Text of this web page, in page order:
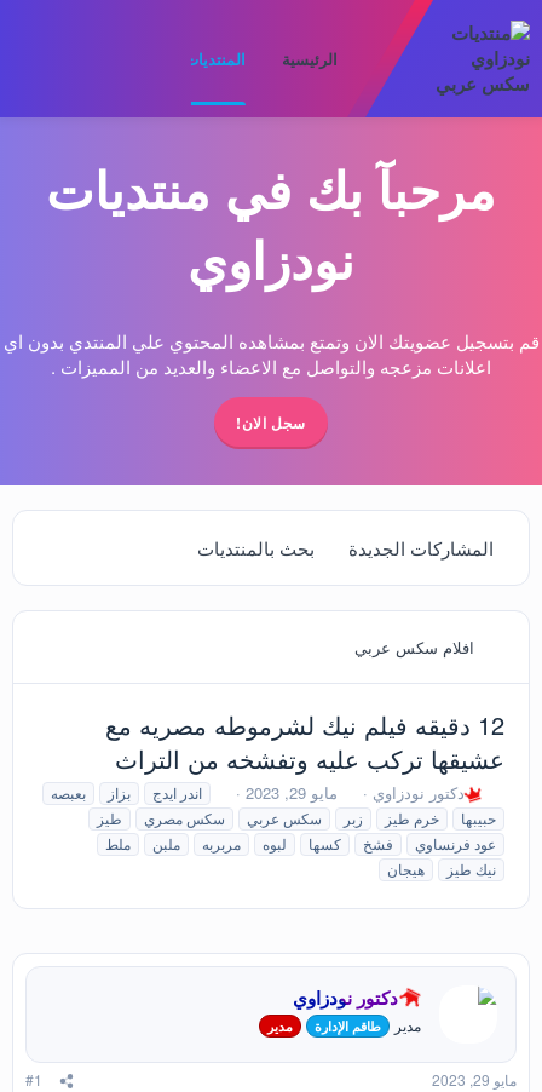
الرئيسية المنتديات
مرحبآ بك في منتديات
نودزاوي
قم بتسجيل عضويتك الان وتمتع بمشاهده المحتوي علي المنتدي بدون اي
اعلانات مزعجه والتواصل مع الاعضاء والعديد من المميزات .
سجل الان!
المشاركات الجديدة بحث بالمنتديات
افلام سكس عربي
12 دقيقه فيلم نيك لشرموطه مصريه مع
عشيقها تركب عليه وتفشخه من التراث
ب
ا
د
ئ
ا
ض
و
ع
دكتور نودزاوي
ت
ا
ر
ي
د
مايو 29, 2023
ا
ل
و
س
اندر ايدج بزاز
بعبصه
حبيبها
خرم طيز زبر سكس عربي سكس مصري
طيز
عود فرنساوي
فشخ كسها لبوه مربربه ملبن
ملط
نيك طيز
هيجان
دكتور نودزاوي
مدير طاقم الإدارة مدير
مايو 29, 2023 #1